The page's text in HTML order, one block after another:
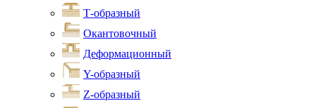
Т-образный
Окантовочный
Деформационный
Y-образный
Z-образный